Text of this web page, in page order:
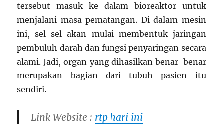
tersebut masuk ke dalam bioreaktor untuk
menjalani masa pematangan. Di dalam mesin
ini, sel-sel akan mulai membentuk jaringan
pembuluh darah dan fungsi penyaringan secara
alami. Jadi, organ yang dihasilkan benar-benar
merupakan bagian dari tubuh pasien itu
sendiri.
Link Website : rtp hari ini